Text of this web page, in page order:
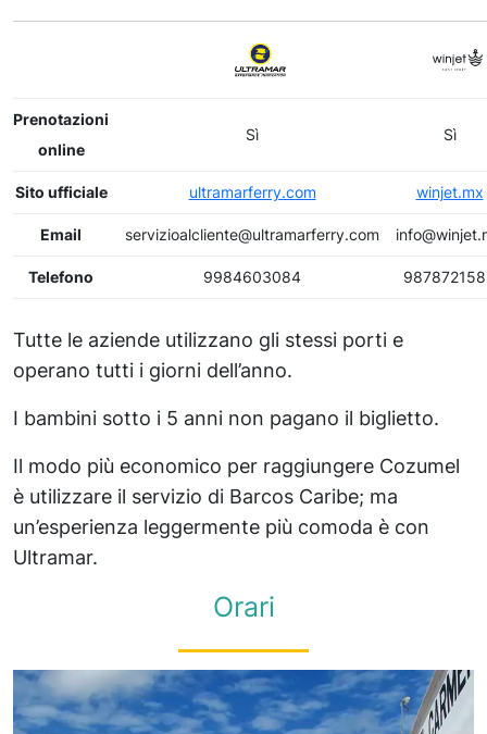
Prenotazioni
online
Sì Sì
Sito ufficiale ultramarferry.com winjet.mx
Email servizioalcliente@ultramarferry.com
Telefono 9984603084
Tutte le aziende utilizzano gli stessi porti e
operano tutti i giorni dell’anno.
I bambini sotto i 5 anni non pagano il biglietto.
Il modo più economico per raggiungere Cozumel
è utilizzare il servizio di Barcos Caribe; ma
un’esperienza leggermente più comoda è con
Ultramar.
Orari